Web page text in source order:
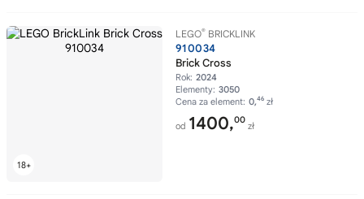
LEGO® BRICKLINK
910034
Brick Cross
Rok: 2024
Elementy: 3050
Cena za element: 0,46 zł
od 1400,00
zł